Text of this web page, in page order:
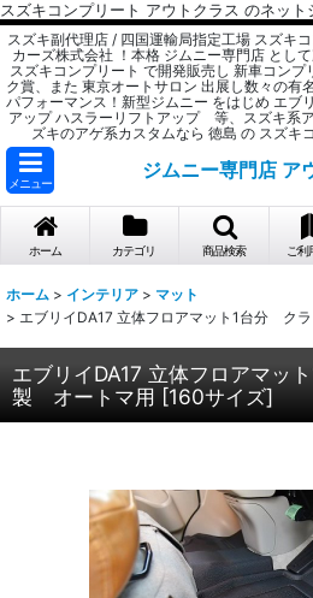
スズキコンプリート アウトクラス のネット
スズキ副代理店 / 四国運輸局指定工場 スズキ
カーズ株式会社 ！本格 ジムニー専門店 とし
スズキコンプリート で開発販売し 新車コン
ク賞、また 東京オートサロン 出展し数々の有
パフォーマンス！新型ジムニー をはじめ エ
アップ ハスラーリフトアップ 等、スズキ
ズキのアゲ系カスタムなら 徳島 の スズキ
メニュー
ジムニー専門店 ア
ホーム カテゴリ 商品検索 ご利
ホーム > インテリア > マット
> エブリイDA17 立体フロアマット1台分 ク
エブリイDA17 立体フロアマッ
製 オートマ用 [160サイズ]